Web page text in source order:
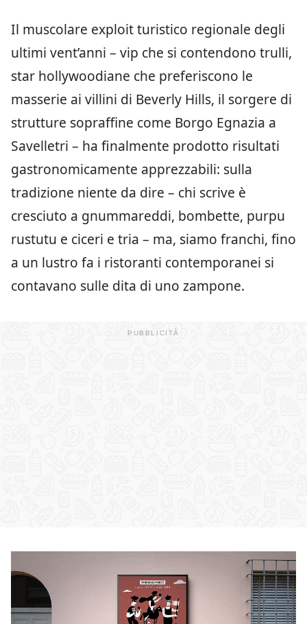
Il muscolare exploit turistico regionale degli
ultimi vent’anni – vip che si contendono trulli,
star hollywoodiane che preferiscono le
masserie ai villini di Beverly Hills, il sorgere di
strutture sopraffine come Borgo Egnazia a
Savelletri – ha finalmente prodotto risultati
gastronomicamente apprezzabili: sulla
tradizione niente da dire – chi scrive è
cresciuto a gnummareddi, bombette, purpu
rustutu e ciceri e tria – ma, siamo franchi, fino
a un lustro fa i ristoranti contemporanei si
contavano sulle dita di uno zampone.